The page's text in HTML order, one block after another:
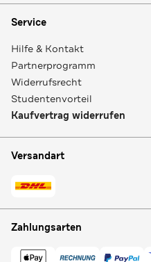
Service
Hilfe & Kontakt
Partnerprogramm
Widerrufsrecht
Studentenvorteil
Kaufvertrag widerrufen
Versandart
Zahlungsarten